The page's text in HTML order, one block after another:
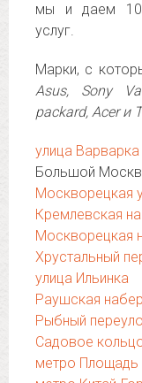
мы и даем
услуг.
Марки, с
Asus, Sony
packard, Acer и
улица Варварка
Большой
Москворецкая
Кремлевская
Москворецкая
Хрустальный
улица Ильинка
Раушская
Рыбный
Садовое
метро